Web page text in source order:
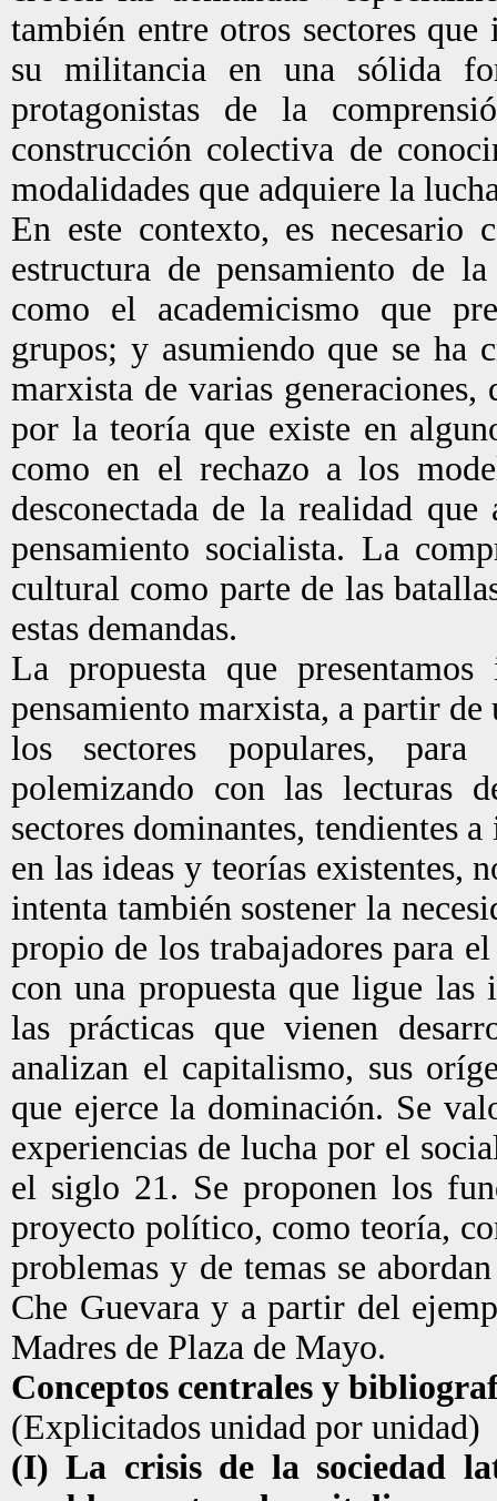
también entre otros sectores
su militancia en una sólida
protagonistas de la
construcción colectiva de
modalidades que adquiere la
En este contexto, es
estructura de pensamiento de
como el academicismo que
grupos; y asumiendo que se
marxista de varias
por la teoría que existe en
como en el rechazo a los
desconectada de la realidad
pensamiento socialista. La
cultural como parte de las
estas demandas.
La propuesta que
pensamiento marxista, a partir
los sectores populares,
polemizando con las lecturas
sectores dominantes, tendientes
en las ideas y teorías existentes,
intenta también sostener la
propio de los trabajadores para
con una propuesta que ligue las
las prácticas que vienen
analizan el capitalismo, sus
que ejerce la dominación. Se
experiencias de lucha por el
el siglo 21. Se proponen los
proyecto político, como teoría,
problemas y de temas se
Che Guevara y a partir del
Madres de Plaza de Mayo.
Conceptos centrales y
(Explicitados unidad por unidad)
(I) La crisis de la sociedad